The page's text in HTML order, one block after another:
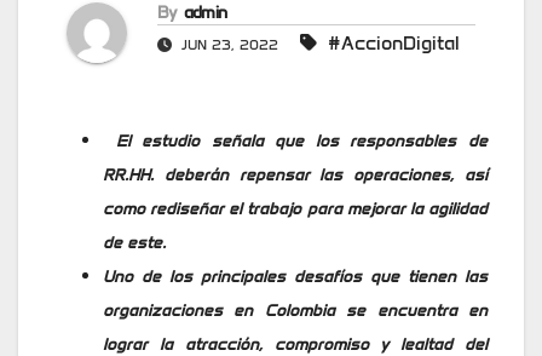
By admin
JUN 23, 2022 #AccionDigital
El estudio señala que los responsables de
RR.HH. deberán repensar las operaciones, así
como rediseñar el trabajo para mejorar la agilidad
de este.
Uno de los principales desafíos que tienen las
organizaciones en Colombia se encuentra en
lograr la atracción, compromiso y lealtad del